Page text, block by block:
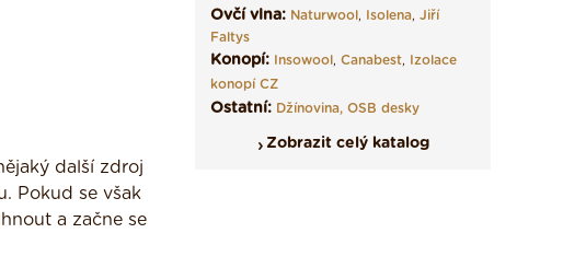
další zdroj
Pokud se však
a začne se
Ovčí vlna: Naturwool, Isolena, Jiří
Faltys
Konopí: Insowool, Canabest, Izolace
konopí CZ
Ostatní: Džínovina, OSB desky
Zobrazit celý katalog